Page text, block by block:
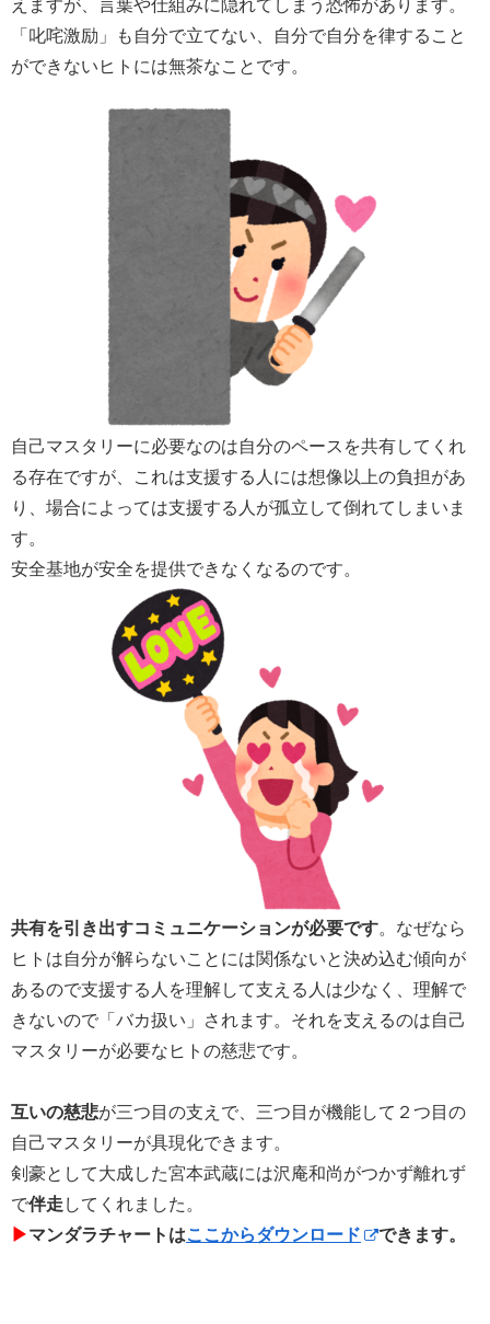
えますが、言葉や仕組みに隠れてしまう恐怖があります。
「叱咤激励」も自分で立てない、自分で自分を律すること
ができないヒトには無茶なことです。
自己マスタリーに必要なのは自分のペースを共有してくれ
る存在ですが、これは支援する人には想像以上の負担があ
り、場合によっては支援する人が孤立して倒れてしまいま
す。
安全基地が安全を提供できなくなるのです。
共有を引き出すコミュニケーションが必要です。なぜなら
ヒトは自分が解らないことには関係ないと決め込む傾向が
あるので支援する人を理解して支える人は少なく、理解で
きないので「バカ扱い」されます。それを支えるのは自己
マスタリーが必要なヒトの慈悲です。
互いの慈悲が三つ目の支えで、三つ目が機能して２つ目の
自己マスタリーが具現化できます。
剣豪として大成した宮本武蔵には沢庵和尚がつかず離れず
で伴走 してくれました。
▶︎マンダラチャートはここからダウンロード できます。